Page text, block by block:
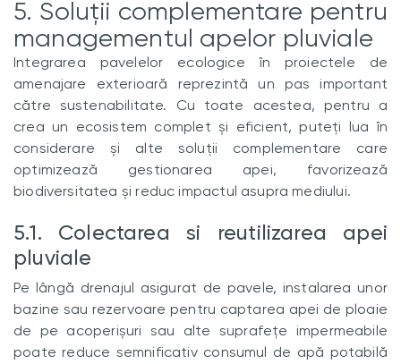
5. Soluții complementare pentru
managementul apelor pluviale
Integrarea pavelelor ecologice în proiectele de
amenajare exterioară reprezintă un pas important
către sustenabilitate. Cu toate acestea, pentru a
crea un ecosistem complet și eficient, puteți lua în
considerare și alte soluții complementare care
optimizează gestionarea apei, favorizează
biodiversitatea și reduc impactul asupra mediului.
5.1. Colectarea si reutilizarea apei
pluviale
Pe lângă drenajul asigurat de pavele, instalarea unor
bazine sau rezervoare pentru captarea apei de ploaie
de pe acoperișuri sau alte suprafețe impermeabile
poate reduce semnificativ consumul de apă potabilă